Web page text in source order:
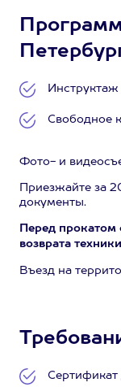
Инструктаж
Свободное
Фото- и
Приезжайте за
документы.
Перед прокатом
возврата
Въезд на
Сертификат